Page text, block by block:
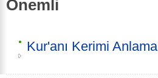
Önemli
Kur'anı Kerimi Anlama